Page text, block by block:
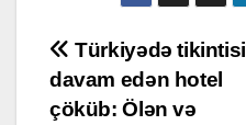
Post
navigation
Türkiyədə tikintisi
davam edən hotel
çöküb: Ölən və